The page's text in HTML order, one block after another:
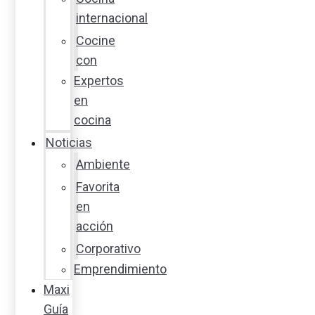
internacional
Cocine
con
Expertos
en
cocina
Noticias
Ambiente
Favorita
en
acción
Corporativo
Emprendimiento
Maxi
Guía